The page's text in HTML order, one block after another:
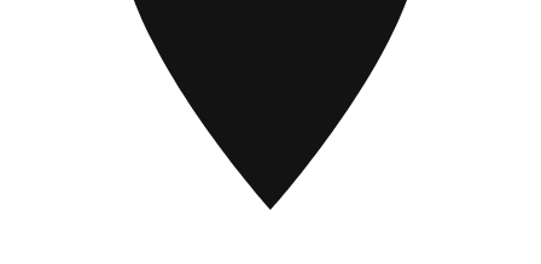
продуманной форме с завышенными бортами чехол
защищает не только корпус смартфона, но и блок с
камерами. ЗАЩИТА ОТ ПЫЛИ И ЦАРАПИН. Специальное
нанесение препятствует прилипанию пыли и
микрочастиц. Покрытие Anti-scratch защитит от
царапин. НЕ ПРЕПЯТСТВУЕТ БЕСПРОВОДНОЙ ЗАРЯДКЕВ
чехле Touch вы можете с легкостью пользоваться
беспроводной зарядкой. ЦВЕТОВАЯ ПАЛИТРА. Найдите
свой вариант чехла в коллекции из шести трендовых